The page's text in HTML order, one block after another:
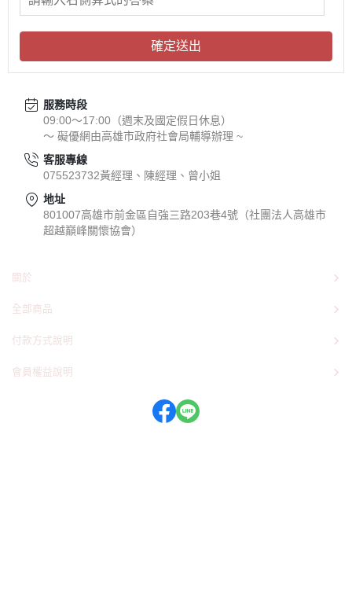
確定送出
服務時段
09:00～17:00（週末及國定假日休息）
～ 礙優網由高雄市政府社會局輔導辦理 ~
客服專線
075523732黃經理、陳經理、曾小姐
地址
801007高雄市前金區自強三路203巷4號（社團法人高雄市
超越巔峰關懷協會）
關於
全部商品
付款方式說明
會員權益說明